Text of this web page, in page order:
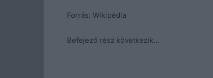
Forrás: Wikipédia
Befejező rész következik…